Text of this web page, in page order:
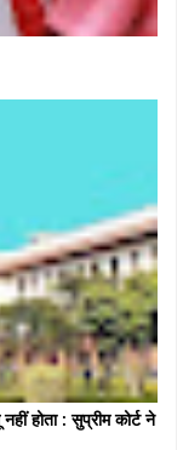
होता : सुप्रीम कोर्ट ने